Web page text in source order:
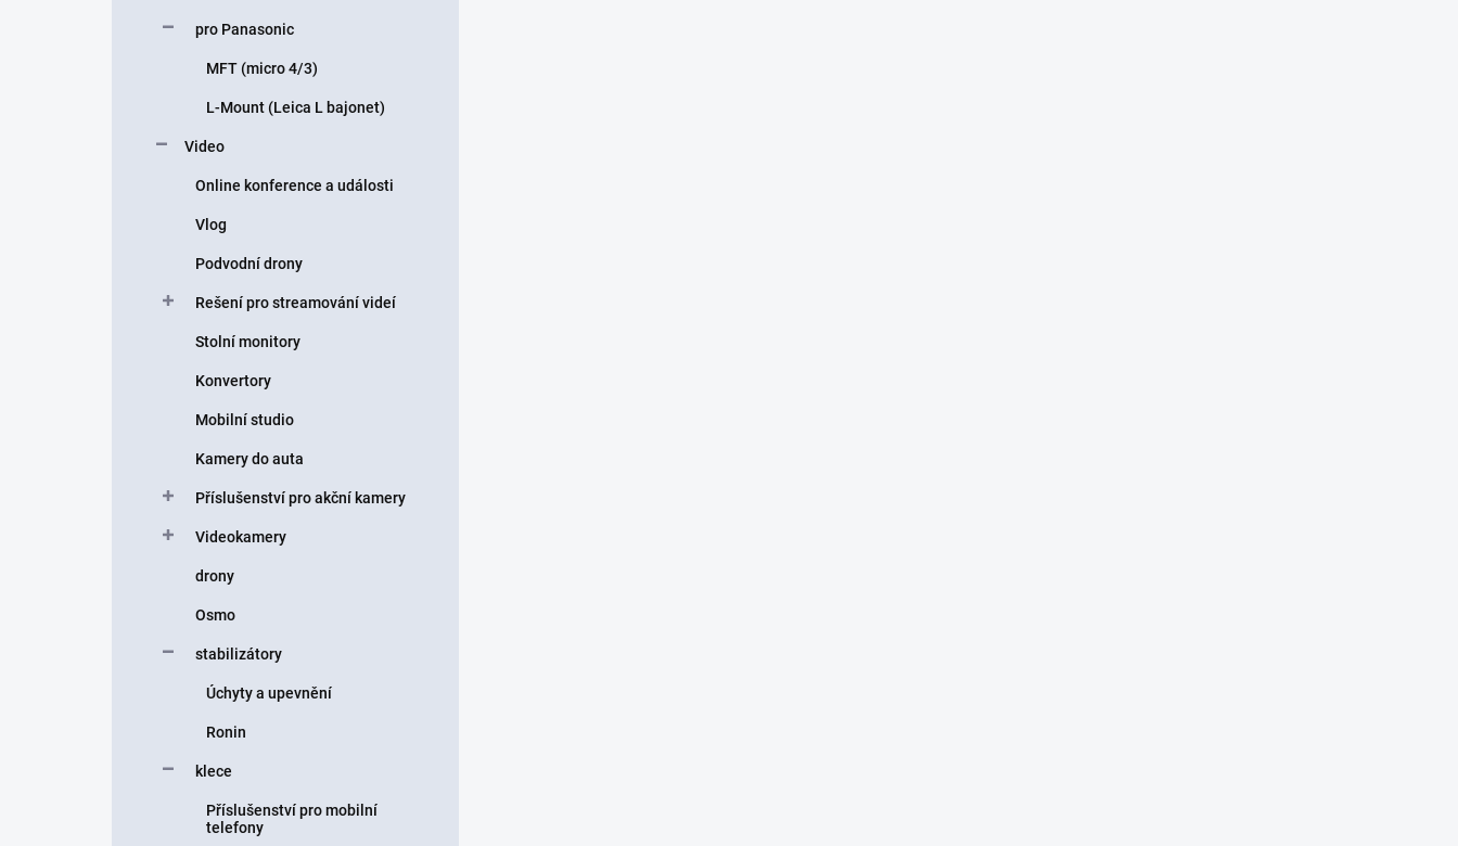
pro Panasonic
MFT (micro 4/3)
L-Mount (Leica L bajonet)
Video
Online konference a události
Vlog
Podvodní drony
Rešení pro streamování videí
Stolní monitory
Konvertory
Mobilní studio
Kamery do auta
Příslušenství pro akční kamery
Videokamery
drony
Osmo
stabilizátory
Úchyty a upevnění
Ronin
klece
Příslušenství pro mobilní
telefony